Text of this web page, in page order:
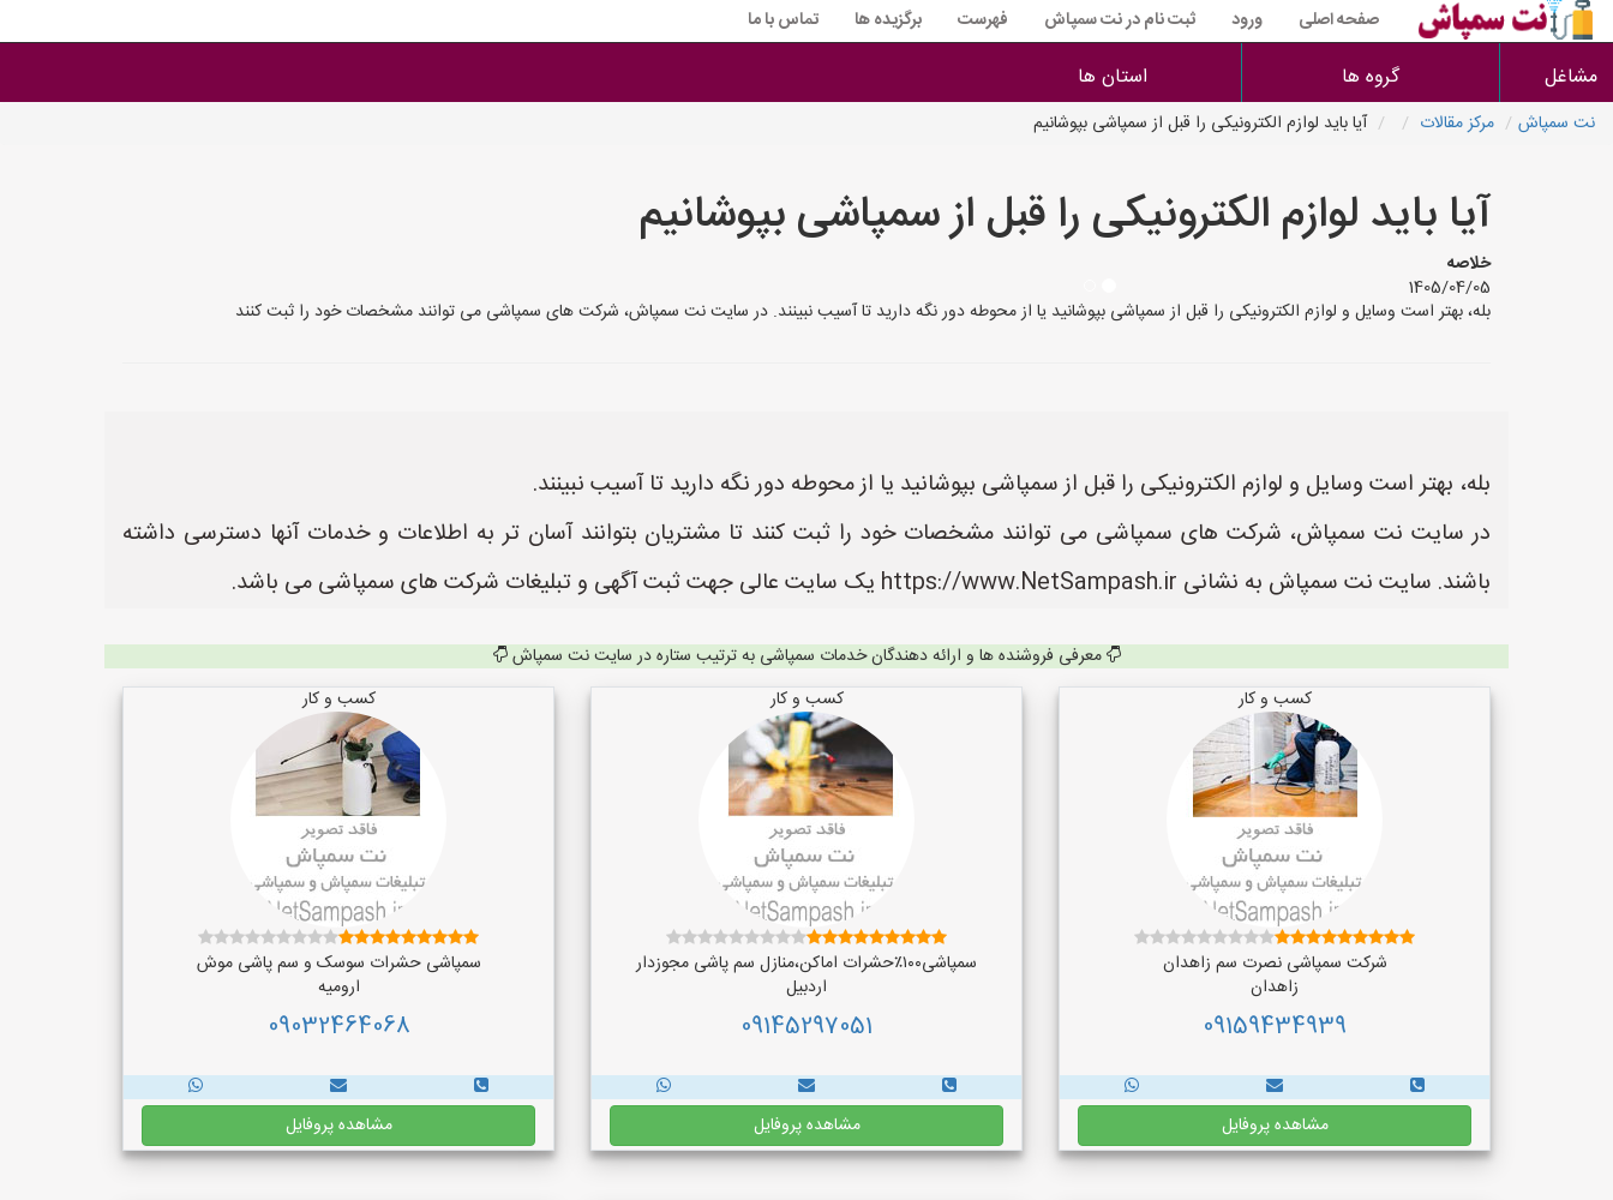
صفحه اصلی ورود ثبت نام در نت سمپاش فهرست برگزیده ها تماس با ما
مشاغل گروه ها استان ها
نت سمپاش مرکز مقالات آیا باید لوازم الکترونیکی را قبل از سمپاشی بپوشانیم
آیا باید لوازم الکترونیکی را قبل از سمپاشی بپوشانیم
خلاصه
1405/04/05
بله، بهتر است وسایل و لوازم الکترونیکی را قبل از سمپاشی بپوشانید یا از محوطه دور نگه دارید تا آسیب نبینند. در سایت نت سمپاش، شرکت های سمپاشی می توانند مشخصات خود را ثبت کنند
بله، بهتر است وسایل و لوازم الکترونیکی را قبل از سمپاشی بپوشانید یا از محوطه دور نگه دارید تا آسیب نبینند.
در سایت نت سمپاش، شرکت های سمپاشی می توانند مشخصات خود را ثبت کنند تا مشتریان بتوانند آسان تر به اطلاعات و خدمات آنها دسترسی داشته
باشند. سایت نت سمپاش به نشانی https://www.NetSampash.ir یک سایت عالی جهت ثبت آگهی و تبلیغات شرکت های سمپاشی می باشد.
معرفی فروشنده ها و ارائه دهندگان خدمات سمپاشی به ترتیب ستاره در سایت نت سمپاش
کسب و کار
شرکت سمپاشی نصرت سم زاهدان
زاهدان
09159434939
مشاهده پروفایل
کسب و کار
سمپاشی۱۰۰٪حشرات اماکن،منازل سم پاشی مجوزدار
اردبیل
09145297051
مشاهده پروفایل
کسب و کار
سمپاشی حشرات سوسک و سم پاشی موش
ارومیه
09032464068
مشاهده پروفایل